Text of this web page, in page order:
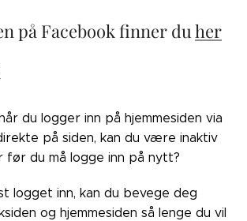
på Facebook finner duher
når du logger inn på hjemmesiden via
på siden, kan du være inaktiv
før du må logge inn på nytt?
logget inn, kan du bevege deg
og hjemmesiden så lenge du vil